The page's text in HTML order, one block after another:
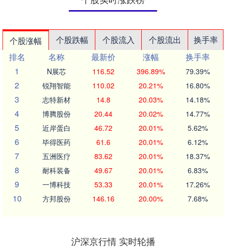
个股涨幅 个股跌幅 个股流入 个股流出
换手率
排名
名称 最新价 涨幅
换手率
1
N展芯 116.52 396.89% 79.39%
2 锐翔智能 110.02 20.21% 16.80%
3 志特新材 14.8 20.03% 14.18%
4 博腾股份 20.44 20.02% 14.77%
5 近岸蛋白 46.72 20.01% 5.62%
6 毕得医药 61.6 20.01% 6.12%
7 五洲医疗 83.62 20.01% 18.37%
8 耐科装备 49.67 20.01% 6.83%
9 一博科技 53.33 20.01% 17.26%
10 方邦股份 146.16 20.00% 7.68%
沪深京行情 实时轮播